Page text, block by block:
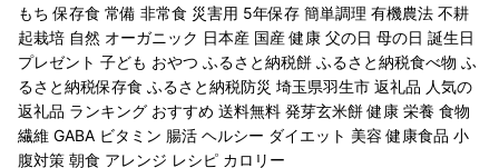
もち 保存食 常備 非常食 災害用 5年保存 簡単調理 有機農法 不耕
起栽培 自然 オーガニック 日本産 国産 健康 父の日 母の日 誕生日
プレゼント 子ども おやつ ふるさと納税餅 ふるさと納税食べ物 ふ
るさと納税保存食 ふるさと納税防災 埼玉県羽生市 返礼品 人気の
返礼品 ランキング おすすめ 送料無料 発芽玄米餅 健康 栄養 食物
繊維 GABA ビタミン 腸活 ヘルシー ダイエット 美容 健康食品 小
腹対策 朝食 アレンジ レシピ カロリー